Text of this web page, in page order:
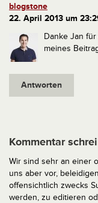
blogstone
22. April 2013 um
Danke Jan
meines
Antworten
Kommentar
Wir sind sehr an einer
uns aber vor,
offensichtlich zwecks
werden, zu editieren